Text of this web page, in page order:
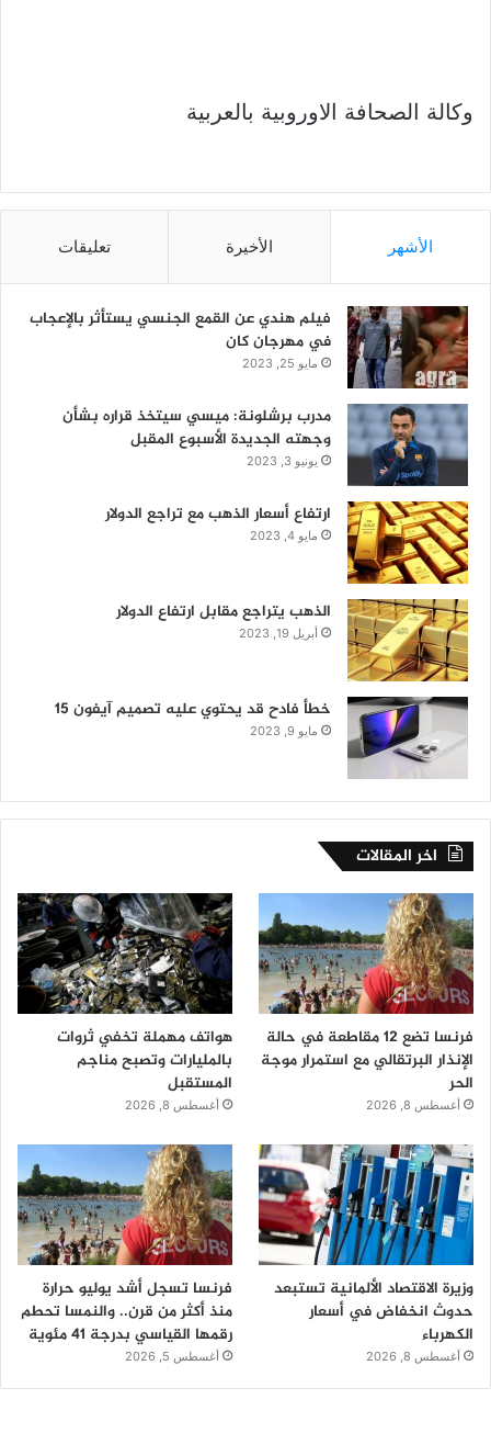
وكالة الصحافة الاوروبية بالعربية
الأشهر الأخيرة تعليقات
فيلم هندي عن القمع الجنسي يستأثر بالإعجاب
في مهرجان كان
مايو 25, 2023
مدرب برشلونة: ميسي سيتخذ قراره بشأن
وجهته الجديدة الأسبوع المقبل
يونيو 3, 2023
ارتفاع أسعار الذهب مع تراجع الدولار
مايو 4, 2023
الذهب يتراجع مقابل ارتفاع الدولار
أبريل 19, 2023
خطأ فادح قد يحتوي عليه تصميم آيفون 15
مايو 9, 2023
اخر المقالات
فرنسا تضع 12 مقاطعة في حالة
الإنذار البرتقالي مع استمرار موجة
الحر
أغسطس 8, 2026
هواتف مهملة تخفي ثروات
بالمليارات وتصبح مناجم
المستقبل
أغسطس 8, 2026
وزيرة الاقتصاد الألمانية تستبعد
حدوث انخفاض في أسعار
الكهرباء
أغسطس 8, 2026
فرنسا تسجل أشد يوليو حرارة
منذ أكثر من قرن.. والنمسا تحطم
رقمها القياسي بدرجة 41 مئوية
أغسطس 5, 2026